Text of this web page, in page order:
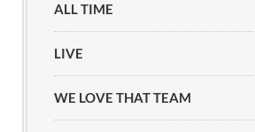
ALL TIME
LIVE
WE LOVE THAT TEAM